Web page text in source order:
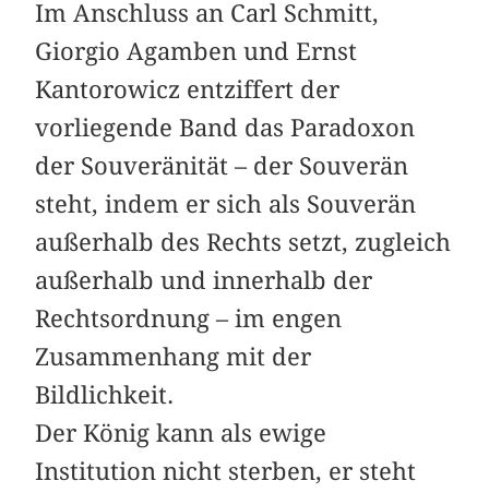
Im Anschluss an Carl Schmitt,
Giorgio Agamben und Ernst
Kantorowicz entziffert der
vorliegende Band das Paradoxon
der Souveränität – der Souverän
steht, indem er sich als Souverän
außerhalb des Rechts setzt, zugleich
außerhalb und innerhalb der
Rechtsordnung – im engen
Zusammenhang mit der
Bildlichkeit.
Der König kann als ewige
Institution nicht sterben, er steht